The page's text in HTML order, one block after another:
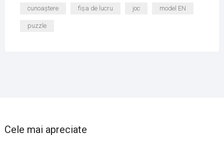
cunoaștere fișa de lucru joc model EN
puzzle
Cele mai apreciate